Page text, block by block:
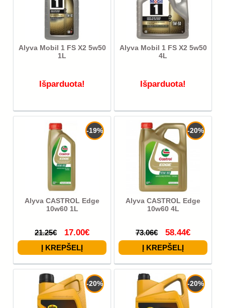
Alyva Mobil 1 FS X2 5w50
1L
Išparduota!
Alyva Mobil 1 FS X2 5w50
4L
Išparduota!
-19%
Alyva CASTROL Edge
10w60 1L
21.25€ 17.00€
-20%
Alyva CASTROL Edge
10w60 4L
73.06€ 58.44€
-20% -20%